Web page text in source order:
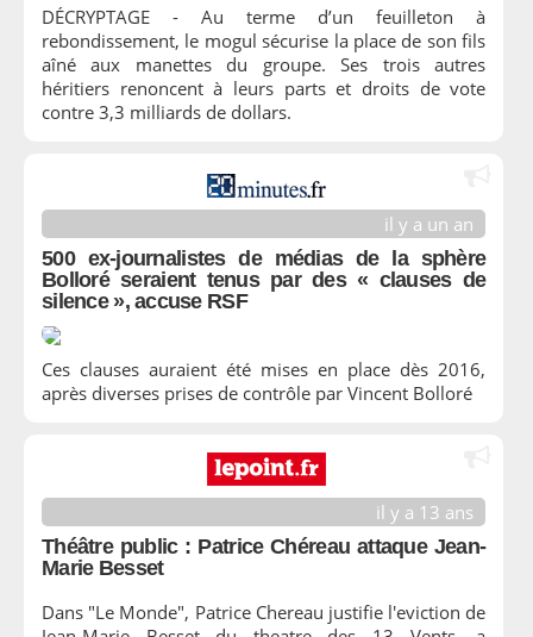
DÉCRYPTAGE - Au terme d’un feuilleton à
rebondissement, le mogul sécurise la place de son fils
aîné aux manettes du groupe. Ses trois autres
héritiers renoncent à leurs parts et droits de vote
contre 3,3 milliards de dollars.
il y a un an
500 ex-journalistes de médias de la sphère
Bolloré seraient tenus par des « clauses de
silence », accuse RSF
Ces clauses auraient été mises en place dès 2016,
après diverses prises de contrôle par Vincent Bolloré
il y a 13 ans
Théâtre public : Patrice Chéreau attaque Jean-
Marie Besset
Dans "Le Monde", Patrice Chereau justifie l'eviction de